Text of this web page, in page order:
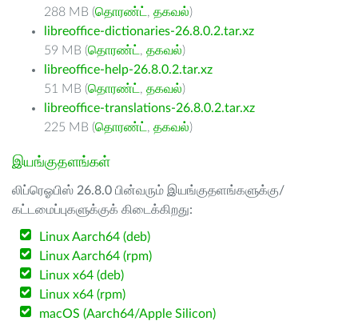
288 MB (தொரண்ட் , தகவல்)
libreoffice-dictionaries-26.8.0.2.tar.xz
59 MB (தொரண்ட் , தகவல்)
libreoffice-help-26.8.0.2.tar.xz
51 MB (தொரண்ட் , தகவல்)
libreoffice-translations-26.8.0.2.tar.xz
225 MB (தொரண்ட் , தகவல்)
இயங்குதளங்கள்
லிப்ரெஓபிஸ் 26.8.0 பின்வரும் இயங்குதளங்களுக்கு/
கட்டமைப்புகளுக்குக் கிடைக்கிறது:
Linux Aarch64 (deb)
Linux Aarch64 (rpm)
Linux x64 (deb)
Linux x64 (rpm)
macOS (Aarch64/Apple Silicon)